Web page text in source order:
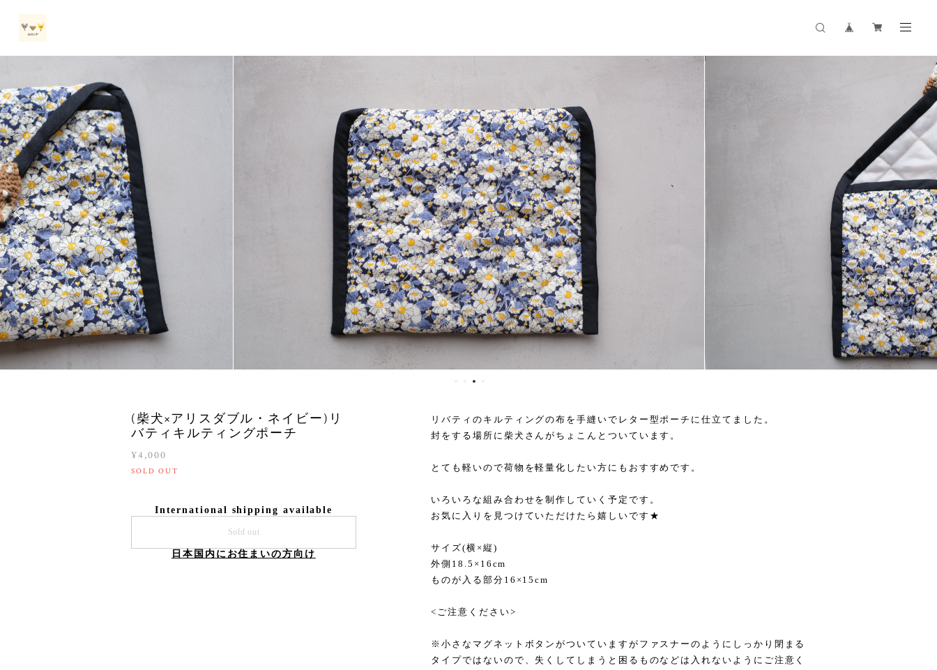
(柴犬×アリスダブル・ネイビー)リ
バティキルティングポーチ
¥4,000
SOLD OUT
International shipping available
Sold out
日本国内にお住まいの方向け
リバティのキルティングの布を手縫いでレター型ポーチに仕立てました。
封をする場所に柴犬さんがちょこんとついています。
とても軽いので荷物を軽量化したい方にもおすすめです。
いろいろな組み合わせを制作していく予定です。
お気に入りを見つけていただけたら嬉しいです★
サイズ(横×縦)
外側18.5×16cm
ものが入る部分16×15cm
<ご注意ください>
※小さなマグネットボタンがついていますがファスナーのようにしっかり閉まる
タイプではないので、失くしてしまうと困るものなどは入れないようにご注意く